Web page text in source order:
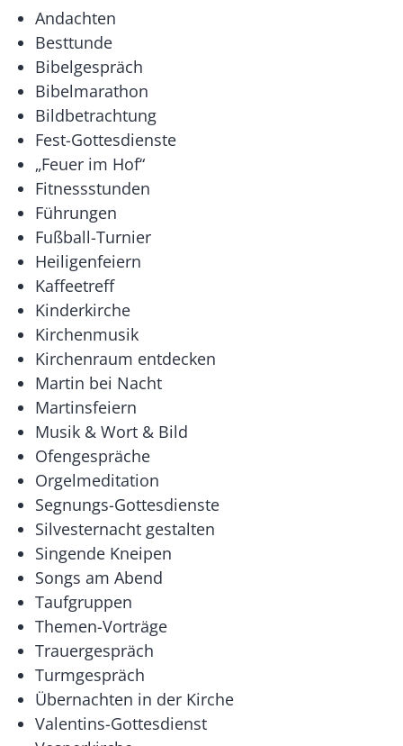
Andachten
Besttunde
Bibelgespräch
Bibelmarathon
Bildbetrachtung
Fest-Gottesdienste
„Feuer im Hof“
Fitnessstunden
Führungen
Fußball-Turnier
Heiligenfeiern
Kaffeetreff
Kinderkirche
Kirchenmusik
Kirchenraum entdecken
Martin bei Nacht
Martinsfeiern
Musik & Wort & Bild
Ofengespräche
Orgelmeditation
Segnungs-Gottesdienste
Silvesternacht gestalten
Singende Kneipen
Songs am Abend
Taufgruppen
Themen-Vorträge
Trauergespräch
Turmgespräch
Übernachten in der Kirche
Valentins-Gottesdienst